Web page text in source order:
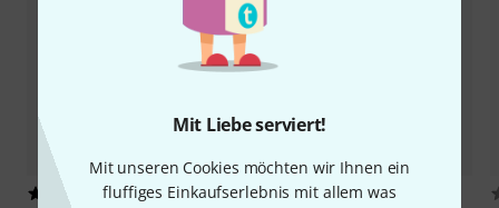
Mit Liebe serviert!
Mit unseren Cookies möchten wir Ihnen ein
fluffiges Einkaufserlebnis mit allem was
2 65